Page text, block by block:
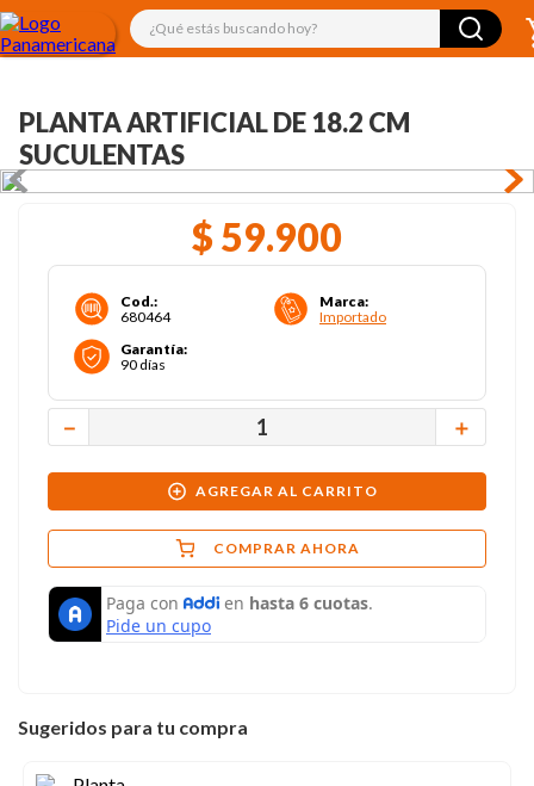
¿Qué estás buscando hoy?
PLANTA ARTIFICIAL DE 18.2 CM
SUCULENTAS
$ 59.900
Cod.:
680464
Marca:
Importado
Garantía:
90 días
＋
－
AGREGAR AL CARRITO
COMPRAR AHORA
Sugeridos para tu compra